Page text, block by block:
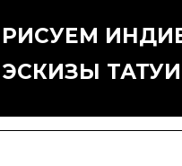
РИСУЕМ
ЭСКИЗЫ